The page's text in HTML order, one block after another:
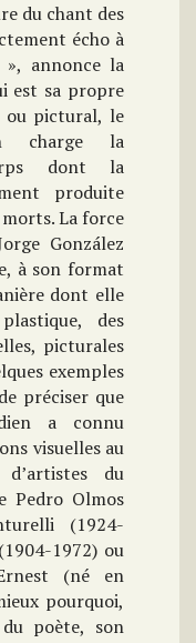
du chant des
écho à
», annonce la
est sa propre
ou pictural, le
charge la
dont la
produite
La force
González
à son format
dont elle
des
picturales
exemples
préciser que
a connu
visuelles au
du
Pedro Olmos
(1924-
1972) ou
(né en
pourquoi,
poète, son